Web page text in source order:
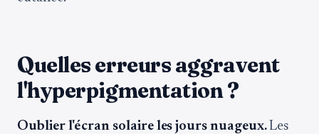
Quelles erreurs aggravent
l'hyperpigmentation ?
Oublier l'écran solaire les jours nuageux.Les